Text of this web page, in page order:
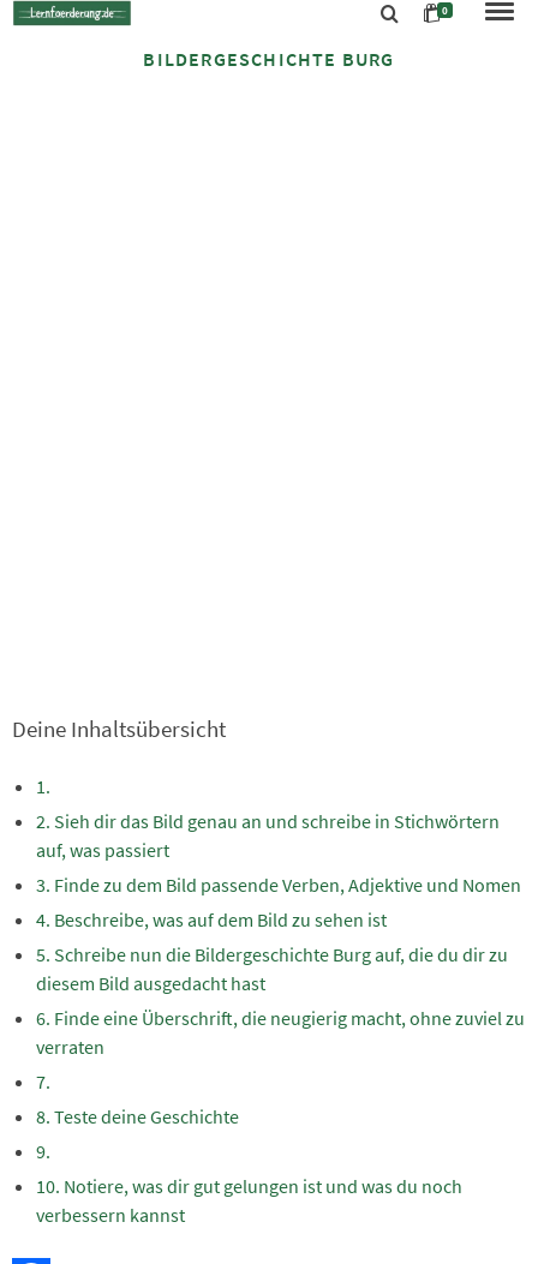
0
BILDERGESCHICHTE BURG
Deine Inhaltsübersicht
Sieh dir das Bild genau an und schreibe in Stichwörtern
auf, was passiert
Finde zu dem Bild passende Verben, Adjektive und Nomen
Beschreibe, was auf dem Bild zu sehen ist
Schreibe nun die Bildergeschichte Burg auf, die du dir zu
diesem Bild ausgedacht hast
Finde eine Überschrift, die neugierig macht, ohne zuviel zu
verraten
Teste deine Geschichte
Notiere, was dir gut gelungen ist und was du noch
verbessern kannst